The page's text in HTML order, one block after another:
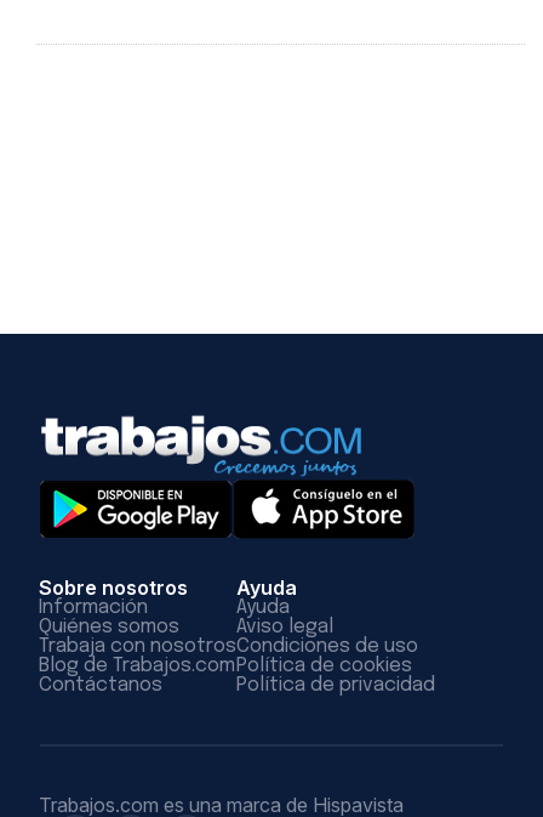
Sobre nosotros
Información
Quiénes somos
Trabaja con nosotros
Blog de Trabajos.com
Contáctanos
Ayuda
Ayuda
Aviso legal
Condiciones de uso
Política de cookies
Política de privacidad
Trabajos.com es una marca de Hispavista